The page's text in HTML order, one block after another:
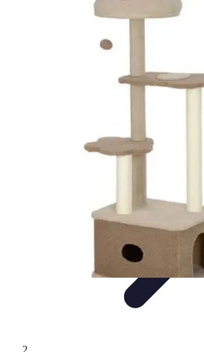
Tecnología